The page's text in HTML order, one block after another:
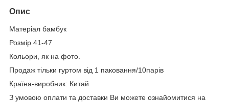
Опис
Матеріал бамбук
Розмір 41-47
Кольори, як на фото.
Продаж тільки гуртом від 1 паковання/10парів
Країна-виробник: Китай
З умовою оплати та доставки Ви можете ознайомитися на